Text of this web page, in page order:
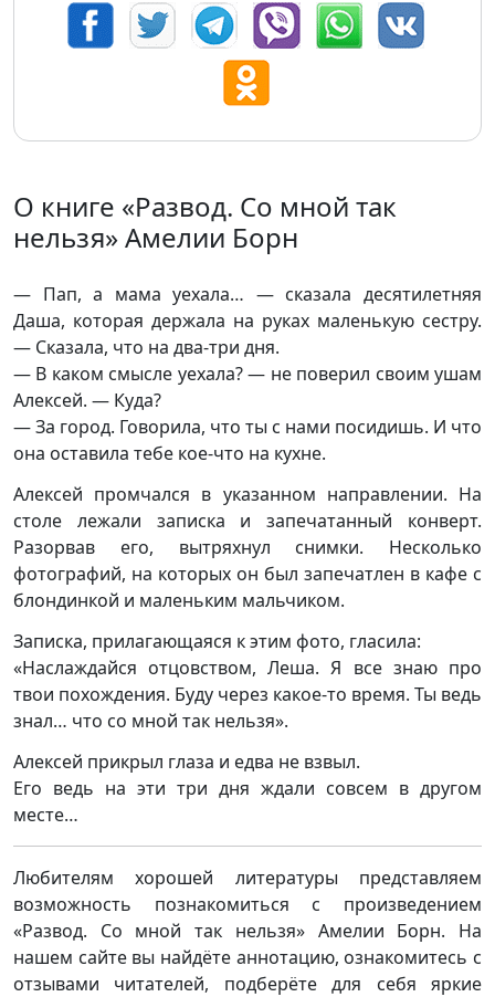
О книге «Развод. Со мной так
нельзя» Амелии Борн
— Пап, а мама уехала… — сказала десятилетняя
Даша, которая держала на руках маленькую сестру.
— Сказала, что на два-три дня.
— В каком смысле уехала? — не поверил своим ушам
Алексей. — Куда?
— За город. Говорила, что ты с нами посидишь. И что
она оставила тебе кое-что на кухне.
Алексей промчался в указанном направлении. На
столе лежали записка и запечатанный конверт.
Разорвав его, вытряхнул снимки. Несколько
фотографий, на которых он был запечатлен в кафе с
блондинкой и маленьким мальчиком.
Записка, прилагающаяся к этим фото, гласила:
«Наслаждайся отцовством, Леша. Я все знаю про
твои похождения. Буду через какое-то время. Ты ведь
знал… что со мной так нельзя».
Алексей прикрыл глаза и едва не взвыл.
Его ведь на эти три дня ждали совсем в другом
месте…
Любителям хорошей литературы представляем
возможность познакомиться с произведением
«Развод. Со мной так нельзя» Амелии Борн. На
нашем сайте вы найдёте аннотацию, ознакомитесь с
отзывами читателей, подберёте для себя яркие